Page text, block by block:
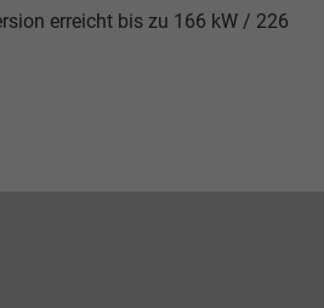
erreicht bis zu 166 kW / 226